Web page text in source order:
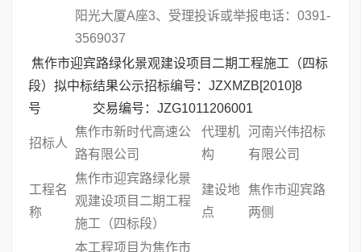
阳光大厦A座3、受理投诉或举报电话：0391-
3569037
焦作市迎宾路绿化景观建设项目二期工程施工（四标
段）拟中标结果公示招标编号：JZXMZB[2010]8
号 交易编号：JZG1011206001
招标人
焦作市新时代高速公
路有限公司
代理机
构
河南兴伟招标
有限公司
工程名
称
焦作市迎宾路绿化景
观建设项目二期工程
施工（四标段）
建设地
点
焦作市迎宾路
两侧
本工程项目为焦作市